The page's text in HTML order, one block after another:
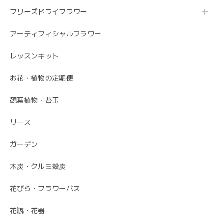
フリーズドライフラワー
アーティフィシャルフラワー
レッスンキット
お花・植物の定期便
観葉植物・苔玉
リース
ガーデン
木炭・クルミ殻炭
花びら・フラワーバス
花瓶・花器
うれしいお返事ありがとうございました。 スタ
お花をお作りさせて頂きますので よろしくお願
お願いします。 岩岡
の為にこれからも喜ばれるお花を お届けさせて